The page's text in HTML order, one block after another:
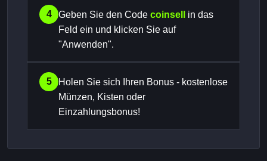
4 Geben Sie den Code coinsell
in das
Feld ein und klicken Sie auf
"Anwenden".
5
Holen Sie sich Ihren Bonus - kostenlose
Münzen, Kisten oder
Einzahlungsbonus!